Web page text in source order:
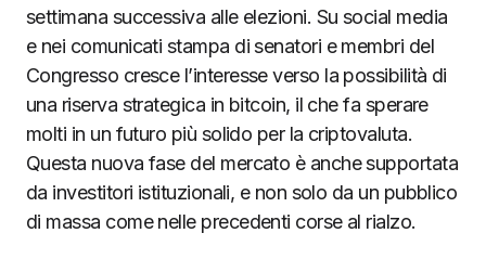
settimana successiva alle elezioni. Su social media
e nei comunicati stampa di senatori e membri del
Congresso cresce l’interesse verso la possibilità di
una riserva strategica in bitcoin, il che fa sperare
molti in un futuro più solido per la criptovaluta.
Questa nuova fase del mercato è anche supportata
da investitori istituzionali, e non solo da un pubblico
di massa come nelle precedenti corse al rialzo.